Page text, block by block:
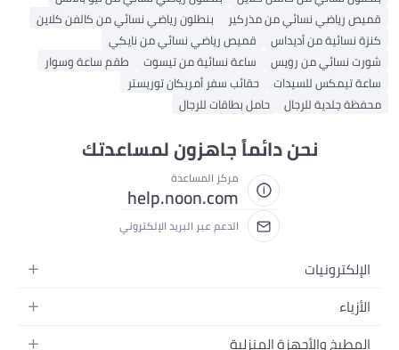
قميص رياضي نسائي من مذركير
بنطلون رياضي نسائي من كالفن كلاين
كنزة نسائية من أديداس
قميص رياضي نسائي من نايكي
شورت نسائي من رويس
ساعة نسائية من تيسوت
طقم ساعة وسوار
ساعة تيمكس للسيدات
حقائب سفر أمريكان توريستر
محفظة جلدية للرجال
حامل بطاقات للرجال
نحن دائماً جاهزون لمساعدتك
مركز المساعدة
help.noon.com
الدعم عبر البريد الإلكتروني
الإلكترونيات
الجوالات
الأزياء
أزياء نسائية
المطبخ والأجهزة المنزلية